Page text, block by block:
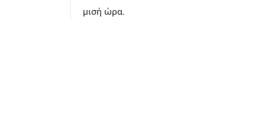
μισή ώρα.